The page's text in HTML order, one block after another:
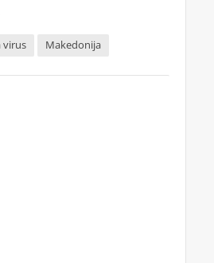
virus Makedonija